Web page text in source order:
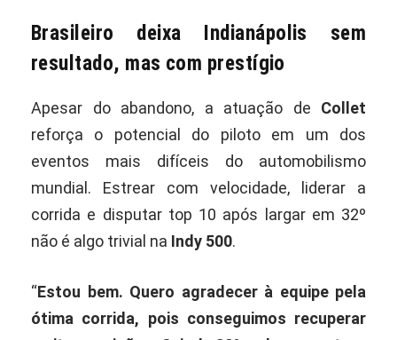
Brasileiro deixa Indianápolis sem
resultado, mas com prestígio
Apesar do abandono, a atuação de Collet
reforça o potencial do piloto em um dos
eventos mais difíceis do automobilismo
mundial. Estrear com velocidade, liderar a
corrida e disputar top 10 após largar em 32º
não é algo trivial na Indy 500.
“Estou bem. Quero agradecer à equipe pela
ótima corrida, pois conseguimos recuperar